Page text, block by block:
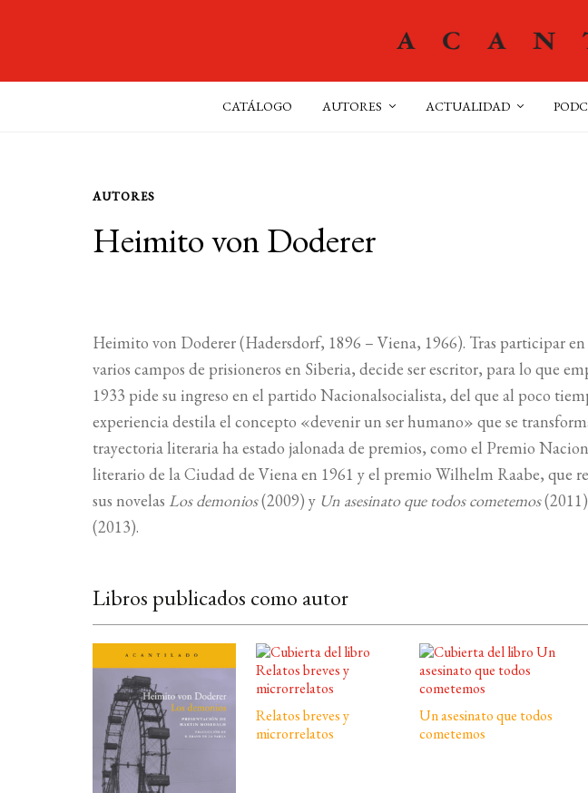
CATÁLOGO AUTORES ACTUALIDAD
AUTORES
Heimito von Doderer
Heimito von Doderer (Hadersdorf, 1896 – Viena, 1966). Tras participar
varios campos de prisioneros en Siberia, decide ser escritor, para lo que
1933 pide su ingreso en el partido Nacionalsocialista, del que al poco
experiencia destila el concepto «devenir un ser humano» que se
trayectoria literaria ha estado jalonada de premios, como el Premio
literario de la Ciudad de Viena en 1961 y el premio Wilhelm Raabe, que
sus novelas Los demonios(2009) y Un asesinato que todos cometemos
(2013).
Libros publicados como autor
Relatos breves y
microrrelatos
Un asesinato que todos
cometemos